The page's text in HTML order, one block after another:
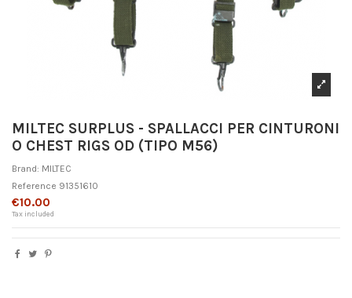
MILTEC SURPLUS - SPALLACCI PER CINTURONI
O CHEST RIGS OD (TIPO M56)
Brand: MILTEC
Reference 91351610
€10.00
Tax included